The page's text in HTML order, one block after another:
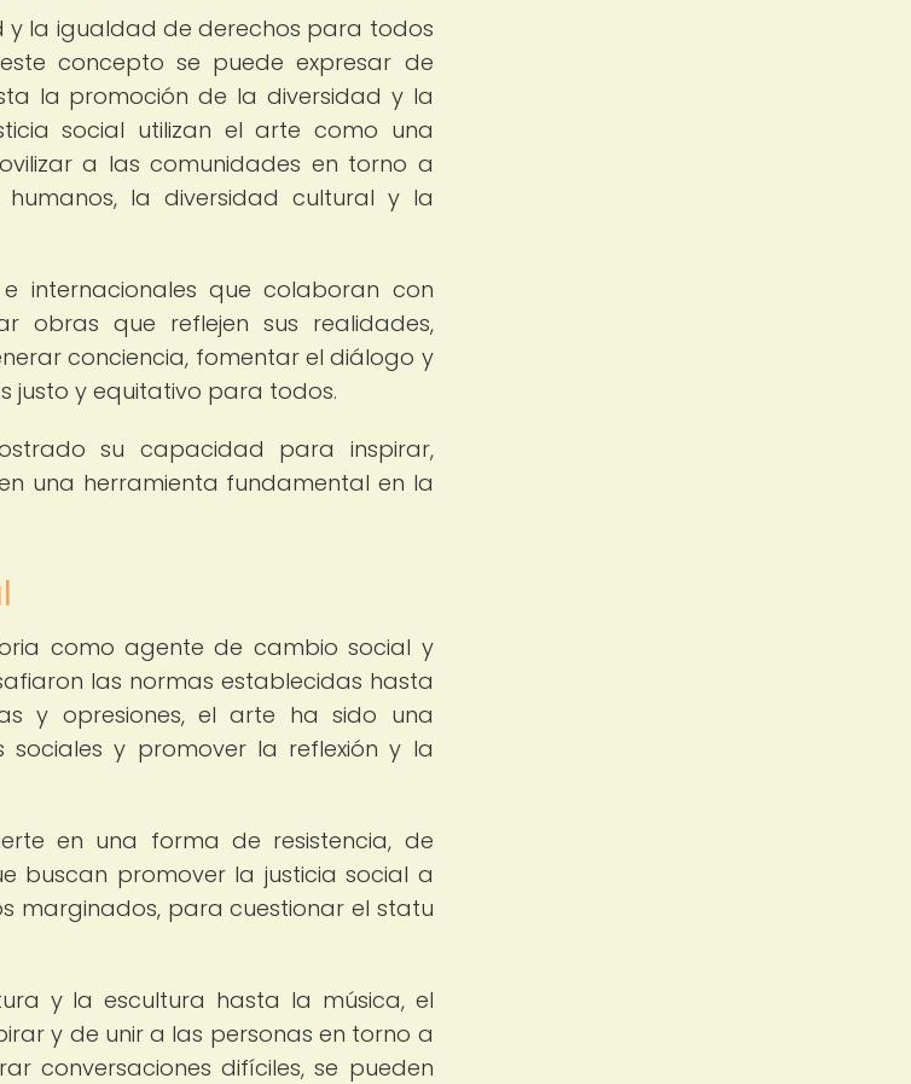
y la igualdad de derechos para todos
concepto se puede expresar de
la promoción de la diversidad y la
social utilizan el arte como una
a las comunidades en torno a
la diversidad cultural y la
internacionales que colaboran con
obras que reflejen sus realidades,
conciencia, fomentar el diálogo y
justo y equitativo para todos.
su capacidad para inspirar,
una herramienta fundamental en la
como agente de cambio social y
las normas establecidas hasta
y opresiones, el arte ha sido una
sociales y promover la reflexión y la
en una forma de resistencia, de
buscan promover la justicia social a
marginados, para cuestionar el statu
y la escultura hasta la música, el
y de unir a las personas en torno a
conversaciones difíciles, se pueden